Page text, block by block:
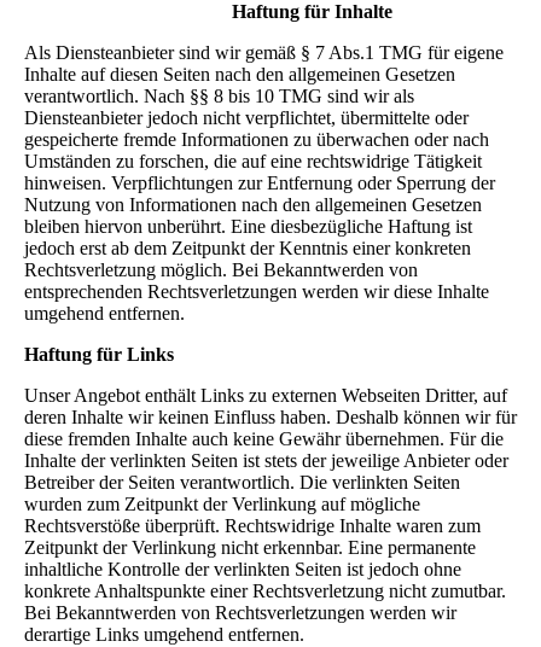
Haftung für Inhalte
Als Diensteanbieter sind wir gemäß § 7 Abs.1 TMG für eigene
Inhalte auf diesen Seiten nach den allgemeinen Gesetzen
verantwortlich. Nach §§ 8 bis 10 TMG sind wir als
Diensteanbieter jedoch nicht verpflichtet, übermittelte oder
gespeicherte fremde Informationen zu überwachen oder nach
Umständen zu forschen, die auf eine rechtswidrige Tätigkeit
hinweisen. Verpflichtungen zur Entfernung oder Sperrung der
Nutzung von Informationen nach den allgemeinen Gesetzen
bleiben hiervon unberührt. Eine diesbezügliche Haftung ist
jedoch erst ab dem Zeitpunkt der Kenntnis einer konkreten
Rechtsverletzung möglich. Bei Bekanntwerden von
entsprechenden Rechtsverletzungen werden wir diese Inhalte
umgehend entfernen.
Haftung für Links
Unser Angebot enthält Links zu externen Webseiten Dritter, auf
deren Inhalte wir keinen Einfluss haben. Deshalb können wir für
diese fremden Inhalte auch keine Gewähr übernehmen. Für die
Inhalte der verlinkten Seiten ist stets der jeweilige Anbieter oder
Betreiber der Seiten verantwortlich. Die verlinkten Seiten
wurden zum Zeitpunkt der Verlinkung auf mögliche
Rechtsverstöße überprüft. Rechtswidrige Inhalte waren zum
Zeitpunkt der Verlinkung nicht erkennbar. Eine permanente
inhaltliche Kontrolle der verlinkten Seiten ist jedoch ohne
konkrete Anhaltspunkte einer Rechtsverletzung nicht zumutbar.
Bei Bekanntwerden von Rechtsverletzungen werden wir
derartige Links umgehend entfernen.